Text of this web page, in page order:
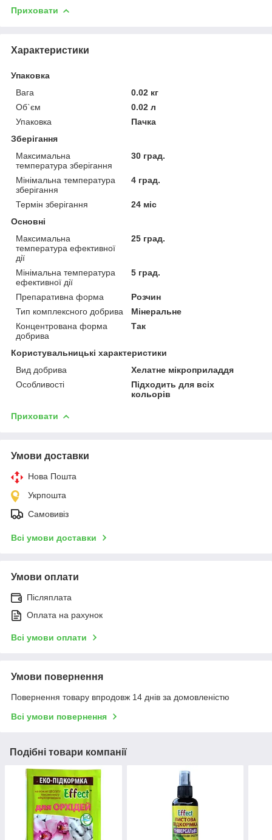
Приховати
Характеристики
Упаковка
Вага
0.02 кг
Об`єм
0.02 л
Упаковка
Пачка
Зберігання
Максимальна
температура зберігання
30 град.
Мінімальна температура
зберігання
4 град.
Термін зберігання
24 міс
Основні
Максимальна
температура ефективної
дії
25 град.
Мінімальна температура
ефективної дії
5 град.
Препаративна форма
Розчин
Тип комплексного добрива
Мінеральне
Концентрована форма
добрива
Так
Користувальницькі характеристики
Вид добрива
Хелатне мікроприладдя
Особливості
Підходить для всіх
кольорів
Приховати
Умови доставки
Нова Пошта
Укрпошта
Самовивіз
Всі умови доставки
Умови оплати
Післяплата
Оплата на рахунок
Всі умови оплати
Умови повернення
Повернення товару впродовж 14 днів за домовленістю
Всі умови повернення
Подібні товари компанії